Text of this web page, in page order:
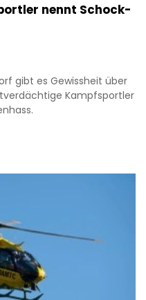
nennt Schock-
gibt es Gewissheit über
Kampfsportler